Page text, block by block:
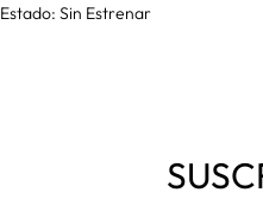
Estado: Sin Estrenar